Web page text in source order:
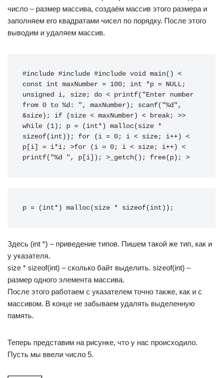
число – размер массива, создаём массив этого размера и
заполняем его квадратами чисел по порядку. После этого
выводим и удаляем массив.
#include #include #include void main() <
const int maxNumber = 100; int *p = NULL;
unsigned i, size; do < printf("Enter number
from 0 to %d: ", maxNumber); scanf("%d",
&size); if (size < maxNumber) < break; >>
while (1); p = (int*) malloc(size *
sizeof(int)); for (i = 0; i < size; i++) <
p[i] = i*i; >for (i = 0; i < size; i++) <
printf("%d ", p[i]); >_getch(); free(p); >
p = (int*) malloc(size * sizeof(int));
Здесь (int *) – приведение типов. Пишем такой же тип, как и
у указателя.
size * sizeof(int) – сколько байт выделить. sizeof(int) –
размер одного элемента массива.
После этого работаем с указателем точно также, как и с
массивом. В конце не забываем удалять выделенную
память.
Теперь представим на рисунке, что у нас происходило.
Пусть мы ввели число 5.